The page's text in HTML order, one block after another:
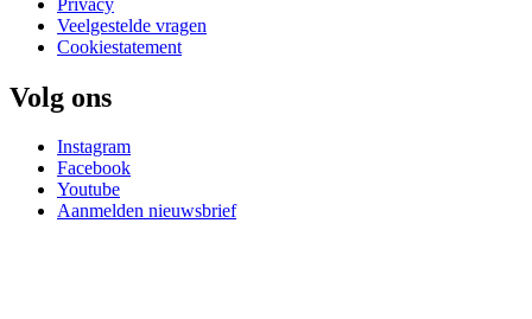
Veelgestelde vragen
Cookiestatement
Volg ons
Instagram
Facebook
Youtube
Aanmelden nieuwsbrief